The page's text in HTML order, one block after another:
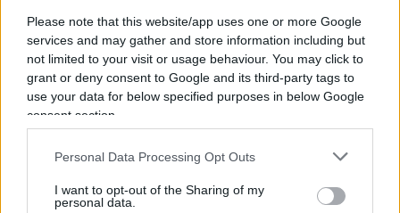
Please note that this website/app uses one or more Google
services and may gather and store information including but
not limited to your visit or usage behaviour. You may click to
grant or deny consent to Google and its third-party tags to
use your data for below specified purposes in below Google
consent section.
Personal Data Processing Opt Outs
I want to opt-out of the Sharing of my
personal data.
anche se potrebbero emergere altre soluzioni.
Parallelamente prosegue il lavoro del comitato
eticodella Rai. Ranucci è già stato ascoltato e ha
fornito le proprie spiegazioni. La relazione
direttrice dell’Internal Audit Delia Gandini,
potrebbe arrivare già la prossima settimana